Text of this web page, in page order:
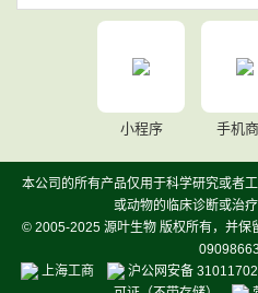
小程序 手机
本公司的所有产品仅用于科学研究或者
或动物的临床诊断或治
© 2005-2025 源叶生物 版权所有，并保
上海工商
沪公网安备